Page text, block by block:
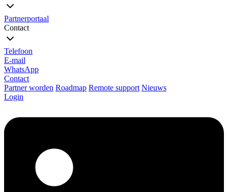
Partnerportaal
Contact
Telefoon
E-mail
WhatsApp
Contact
Partner worden Roadmap Remote support Nieuws
Login